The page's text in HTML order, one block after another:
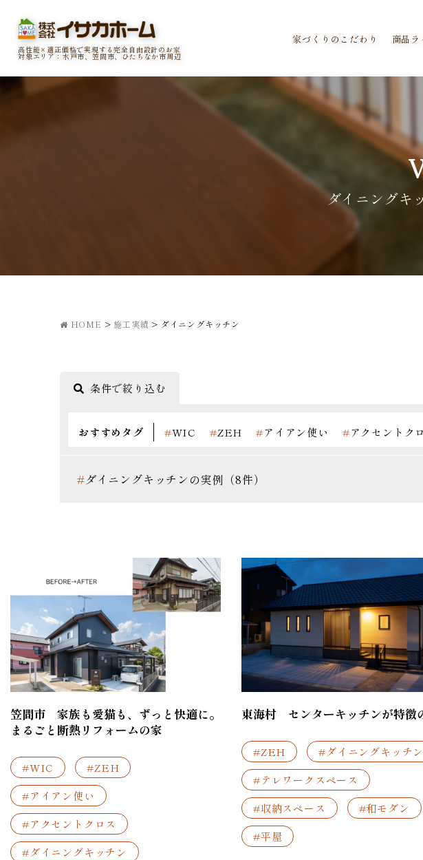
高性能×適正価格で実現する完全自由設計のお家
対象エリア：水戸市、笠間市、ひたちなか市周辺
家づくりのこだわり 商品
ダイニングキ
HOME >施工実績 > ダイニングキッチン
条件で絞り込む
おすすめタグ #WIC #ZEH #アイアン使い #アクセントク
# ダイニングキッチン #テレワークスペース
#ダイニングキッチンの実例（8件）
笠間市 家族も愛猫も、ずっと快適に。
まるごと断熱リフォームの家
#WIC
#ZEH
#アイアン使い
#アクセントクロス
#ダイニングキッチン
東海村 センターキッチンが特徴
#ZEH
#ダイニングキッチン
#テレワークスペース
#収納スペース
#和モダン
#平屋